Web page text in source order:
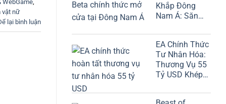
WebGame,
vật nữ
lại bình luận
Khắp Đông
Nam Á: Săn
4/8
EA Chính Thức
Tư Nhân Hóa:
Thương Vụ 55
Tỷ USD Khép